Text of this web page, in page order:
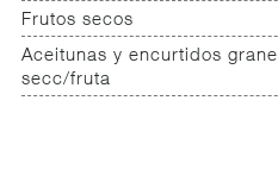
Maiz tostado
Maiz para palomitas
Mezclas/cocktail/revueltos
Fruta deshidratada
barritas
Especias carniceria
Huevos
Frutos secos
Frutos secos
Aceitunas y encurtidos granel
secc/fruta